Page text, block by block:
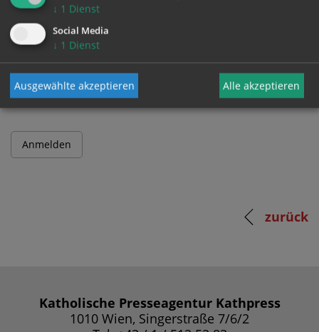
Benutzername
Passwort
zurück
Katholische Presseagentur Kathpress
1010 Wien, Singerstraße 7/6/2
↓ 1 Dienst
Social Media
↓ 1 Dienst
Ausgewählte akzeptieren Alle akzeptieren